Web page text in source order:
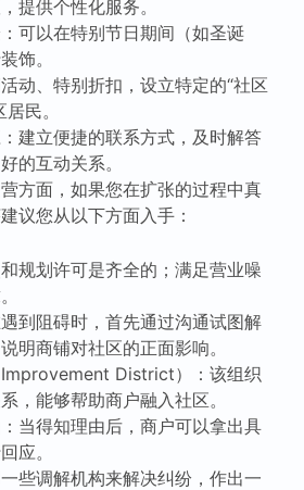
提供个性化服务。
可以在特别节日期间（如圣诞
饰。
动、特别折扣，设立特定的“社区
民。
建立便捷的联系方式，及时解答
的互动关系。
方面，如果您在扩张的过程中真
议您从以下方面入手：
规划许可是齐全的；满足营业噪
到阻碍时，首先通过沟通试图解
明商铺对社区的正面影响。
District）：该组织
，能够帮助商户融入社区。
当得知理由后，商户可以拿出具
应。
些调解机构来解决纠纷，作出一